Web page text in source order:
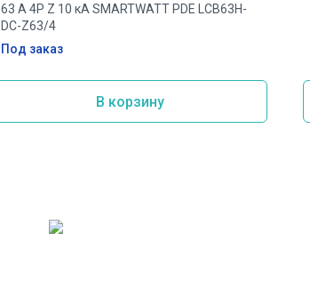
63 А 4P Z 10 кА SMARTWATT PDE LCB63H-
DC-Z63/4
Под заказ
В корзину